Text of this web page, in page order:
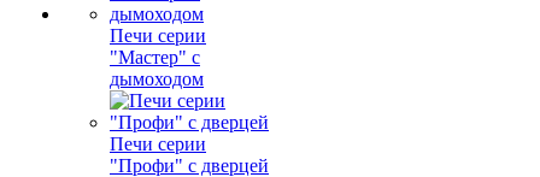
Печи серии
"Мастер" с
дымоходом
Печи серии
"Профи" с дверцей